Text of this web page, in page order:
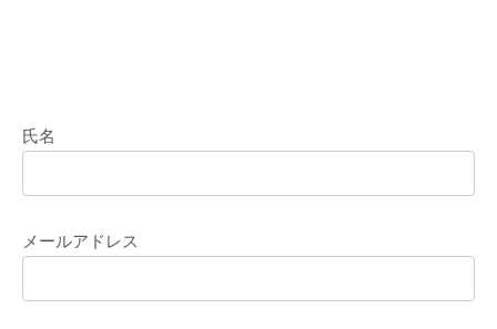
氏名
メールアドレス